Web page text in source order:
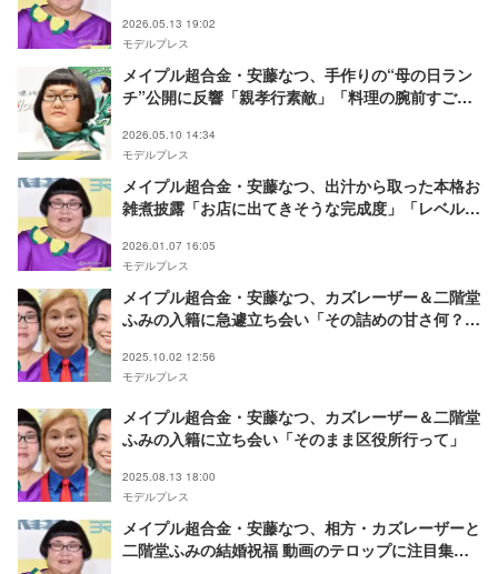
2026.05.13 19:02
モデルプレス
メイプル超合金・安藤なつ、手作りの“母の日ラン
チ”公開に反響「親孝行素敵」「料理の腕前すご
2026.05.10 14:34
モデルプレス
メイプル超合金・安藤なつ、出汁から取った本格お
雑煮披露「お店に出てきそうな完成度」「レベルが
2026.01.07 16:05
モデルプレス
メイプル超合金・安藤なつ、カズレーザー＆二階堂
ふみの入籍に急遽立ち会い「その詰めの甘さ何？」
2025.10.02 12:56
モデルプレス
メイプル超合金・安藤なつ、カズレーザー＆二階堂
ふみの入籍に立ち会い「そのまま区役所行って」
2025.08.13 18:00
モデルプレス
メイプル超合金・安藤なつ、相方・カズレーザーと
二階堂ふみの結婚祝福 動画のテロップに注目集ま